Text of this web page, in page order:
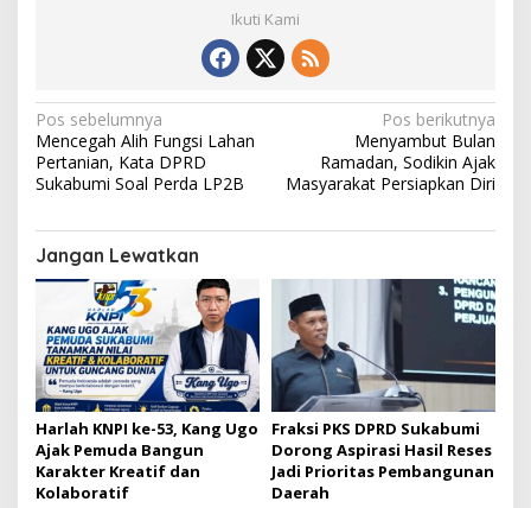
Ikuti Kami
N
a
v
i
g
a
s
i
p
o
s
Pos sebelumnya
Mencegah Alih Fungsi Lahan
Pertanian, Kata DPRD
Sukabumi Soal Perda LP2B
Pos berikutnya
Menyambut Bulan
Ramadan, Sodikin Ajak
Masyarakat Persiapkan Diri
Jangan Lewatkan
Harlah KNPI ke-53, Kang Ugo
Ajak Pemuda Bangun
Karakter Kreatif dan
Kolaboratif
Fraksi PKS DPRD Sukabumi
Dorong Aspirasi Hasil Reses
Jadi Prioritas Pembangunan
Daerah